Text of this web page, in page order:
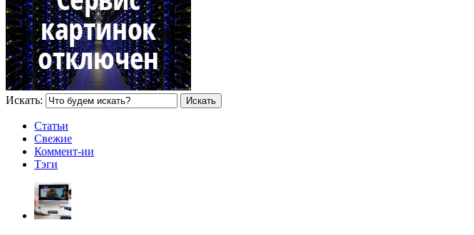
Искать:
Статьи
Свежие
Коммент-ии
Тэги